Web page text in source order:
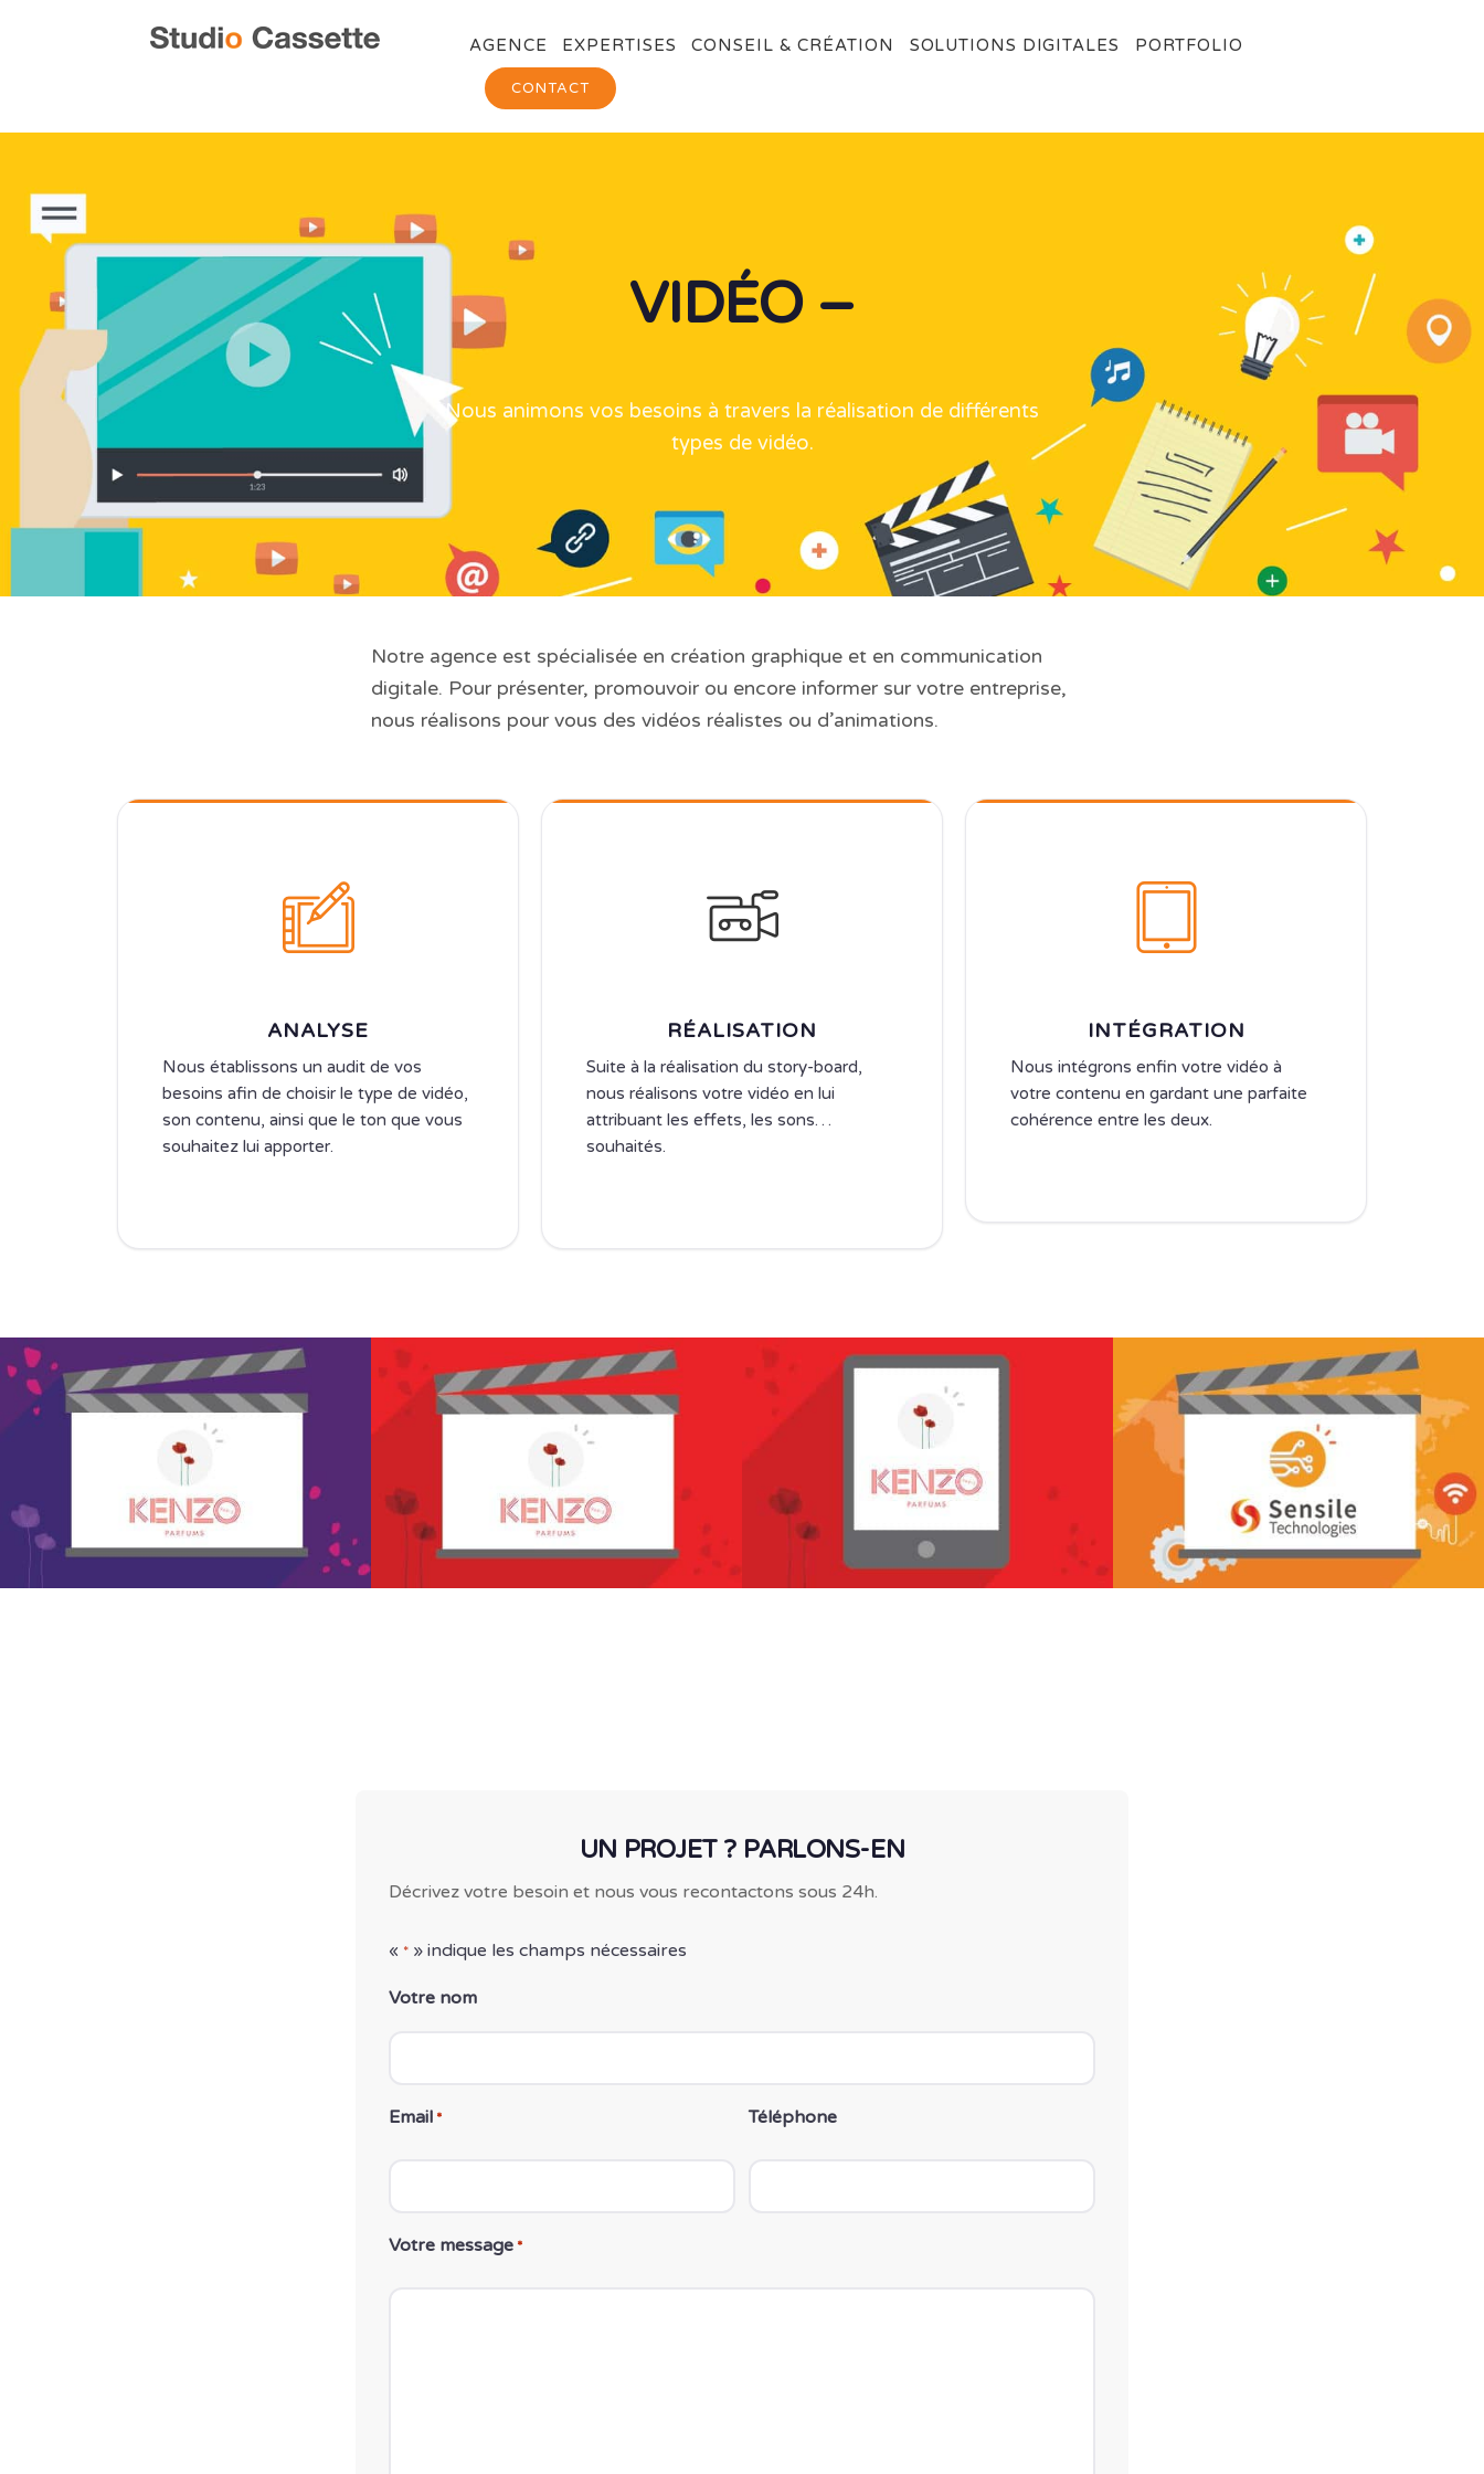
AGENCE EXPERTISES CONSEIL & CRÉATION SOLUTIONS DIGITALES PORTFOLIO
CONTACT
VIDÉO –
Nous animons vos besoins à travers la réalisation de différents
types de vidéo.
Notre agence est spécialisée en création graphique et en communication
digitale. Pour présenter, promouvoir ou encore informer sur votre entreprise,
nous réalisons pour vous des vidéos réalistes ou d’animations.
ANALYSE
Nous établissons un audit de vos
besoins afin de choisir le type de vidéo,
son contenu, ainsi que le ton que vous
souhaitez lui apporter.
RÉALISATION
Suite à la réalisation du story-board,
nous réalisons votre vidéo en lui
attribuant les effets, les sons…
souhaités.
INTÉGRATION
Nous intégrons enfin votre vidéo à
votre contenu en gardant une parfaite
cohérence entre les deux.
UN PROJET ? PARLONS-EN
Décrivez votre besoin et nous vous recontactons sous 24h.
« * » indique les champs nécessaires
Votre nom
Email * Téléphone
Votre message *